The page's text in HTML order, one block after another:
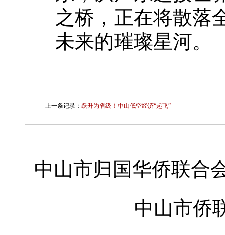
之桥，正在将散落
未来的璀璨星河。
上一条记录： 跃升为省级！中山低空经济“起飞”
中山市归国华侨联合
中山市侨